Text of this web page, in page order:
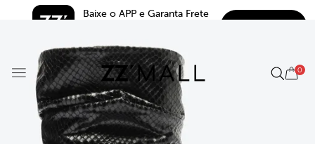
Baixe o APP e Garanta Frete
0